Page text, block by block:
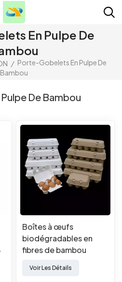
En Pulpe De
/ Porte-Gobelets En Pulpe De
Bambou
De Bambou
Boîtes à œufs
biodégradables en
fibres de bambou
Voir Les Détails